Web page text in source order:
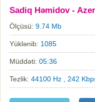
Sadiq Həmidov -
Ölçüsü: 9.74 Mb
Yüklənib: 1085
Müddəti: 05:36
Tezlik: 44100 Hz , 242